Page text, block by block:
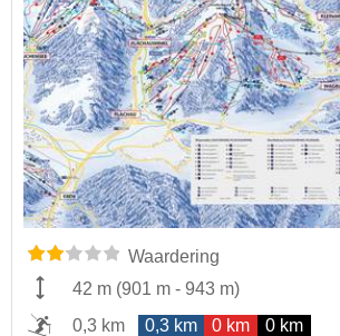
Waardering
42 m (901 m - 943 m)
0,3 km
0,3 km 0 km 0 km